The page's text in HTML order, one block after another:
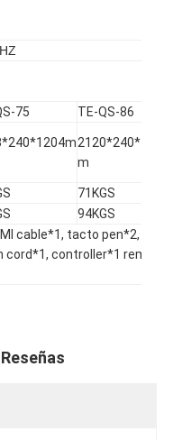
75
TE-QS-86
m
71KGS
94KGS
cable*1, tacto pen*2,
controller*1 remoto,